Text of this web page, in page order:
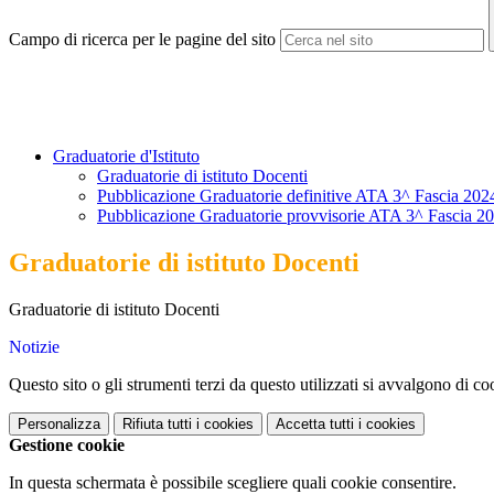
Campo di ricerca per le pagine del sito
Graduatorie d'Istituto
Graduatorie di istituto Docenti
Pubblicazione Graduatorie definitive ATA 3^ Fascia
Pubblicazione Graduatorie provvisorie ATA 3^ Fascia
Graduatorie di istituto Docenti
Graduatorie di istituto Docenti
Notizie
Questo sito o gli strumenti terzi da questo utilizzati si avvalgono di
Personalizza Rifiuta tutti i cookies Accetta tutti i cookies
Gestione cookie
In questa schermata è possibile scegliere quali cookie consentire.